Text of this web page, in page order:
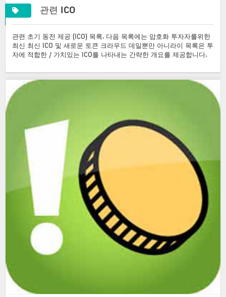
관련 ICO
관련 초기 동전 제공 (ICO) 목록. 다음 목록에는 암호화 투자자를위한
최신 최신 ICO 및 새로운 토큰 크라우드 데일뿐만 아니라이 목록은 투
자에 적합한 / 가치있는 ICO를 나타내는 간략한 개요를 제공합니다.